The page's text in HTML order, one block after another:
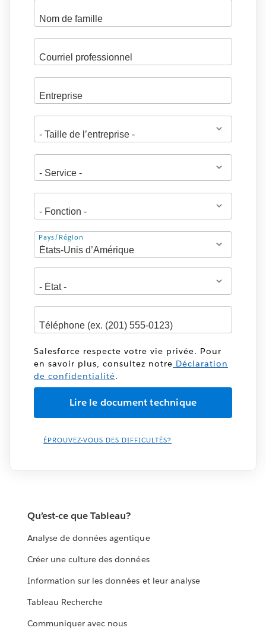
Adresse
Pays/Région
Salesforce respecte votre vie privée. Pour
en savoir plus, consultez notre Déclaration
de confidentialité.
ÉPROUVEZ-VOUS DES DIFFICULTÉS?
Qu’est-ce que Tableau?
Analyse de données agentique
Créer une culture des données
Information sur les données et leur analyse
Tableau Recherche
Communiquer avec nous